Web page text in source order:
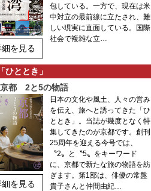
を見る
包している。一方で、現在は米
中対立の最前線に立たされ、難
しい現実に直面している。国際
社会で複雑な立…
ひととき」
都 2と5の物語
を見る
日本の文化や風土、人々の営み
を伝え、旅へと誘ってきた「ひ
ととき」。当誌が幾度となく特
集してきたのが京都です。創刊
25周年を迎える今号では、
〝2〟と〝5〟をキーワード
に、京都で新たな旅の物語を紡
ぎます。第1部は、俳優の常盤
貴子さんと仲間由紀…